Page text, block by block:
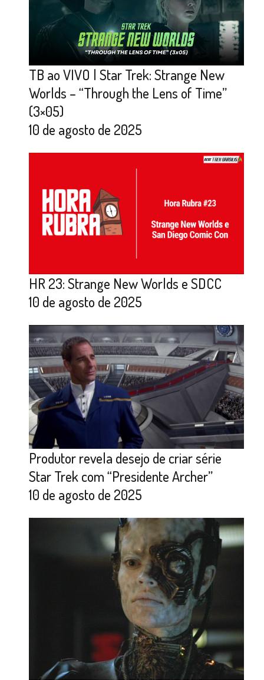
TB ao VIVO | Star Trek: Strange New
Worlds – “Through the Lens of Time”
(3×05)
10 de agosto de 2025
HR 23: Strange New Worlds e SDCC
10 de agosto de 2025
Produtor revela desejo de criar série
Star Trek com “Presidente Archer”
10 de agosto de 2025